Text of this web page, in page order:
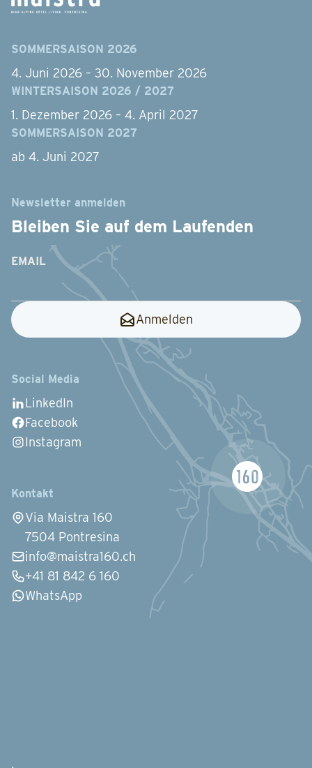
SOMMERSAISON 2026
4. Juni 2026 – 30. November 2026
WINTERSAISON 2026 / 2027
1. Dezember 2026 – 4. April 2027
SOMMERSAISON 2027
ab 4. Juni 2027
Newsletter anmelden
Bleiben Sie auf dem Laufenden
EMAIL
Anmelden
Social Media
LinkedIn
Facebook
Instagram
Kontakt
Via Maistra 160
7504 Pontresina
info@maistra160.ch
+41 81 842 6 160
WhatsApp